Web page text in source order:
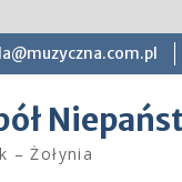
– Żołynia